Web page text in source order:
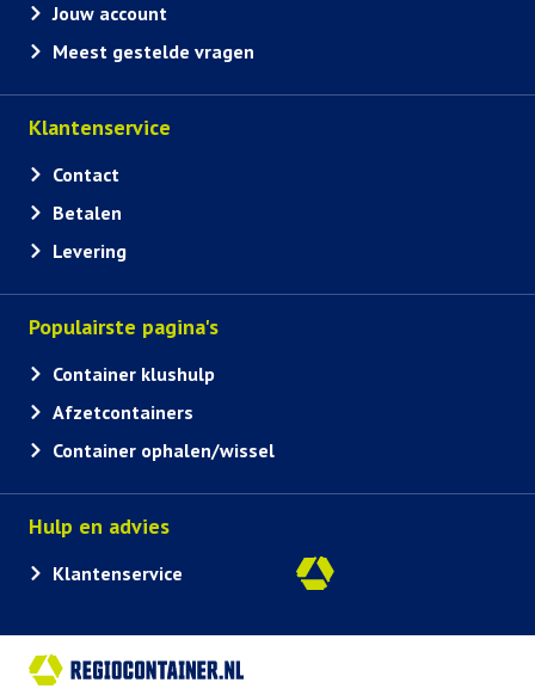
Jouw account
Meest gestelde vragen
Klantenservice
Contact
Betalen
Levering
Populairste pagina's
Container klushulp
Afzetcontainers
Container ophalen/wissel
Hulp en advies
Klantenservice